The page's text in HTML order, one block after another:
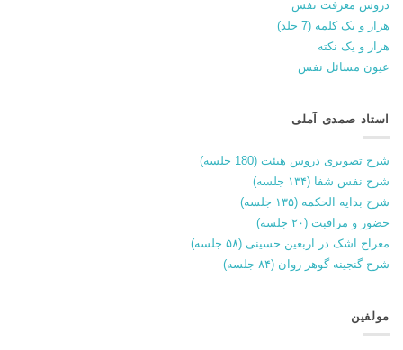
دروس معرفت نفس
هزار و یک کلمه (7 جلد)
هزار و یک نکته
عیون مسائل نفس
استاد صمدی آملی
شرح تصویری دروس هیئت (180 جلسه)
شرح نفس شفا (۱۳۴ جلسه)
شرح بدایه الحکمه (۱۳۵ جلسه)
حضور و مراقبت (۲۰ جلسه)
معراج اشک در اربعین حسینی (۵۸ جلسه)
شرح گنجینه گوهر روان (۸۴ جلسه)
مولفین